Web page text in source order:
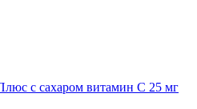
с сахаром витамин С 25 мг